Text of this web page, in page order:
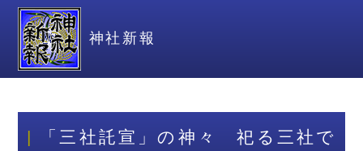
神社新報
「三社託宣」の神々 祀る三社で